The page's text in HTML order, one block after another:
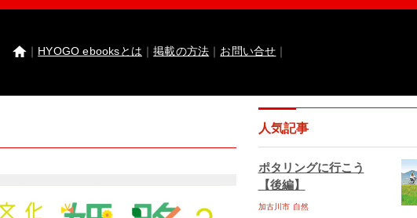
｜ HYOGO ebooksとは ｜掲載の方法 ｜ お問い合せ ｜
わたしたちのまち北播磨がもっと好きになる なるほどっ！山田錦
園田学園女子大学 園田学園女子大学短期大学部 国際交流センター
神戸市
神戸市垂水区ebooks丹波市ebooks
福崎
多可町ebooks佐用町ebooks
西脇市
高砂市ebooks
太子町ebooks 香美町ebooks 加東市ebooks川西市ebooks
宍粟市
人気記事
ポタリングに行こう
【後編】
加古川市 自然